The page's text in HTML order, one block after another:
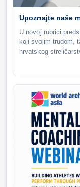
Upoznajte naše
U novoj rubrici
koji svojim trudom,
hrvatskog